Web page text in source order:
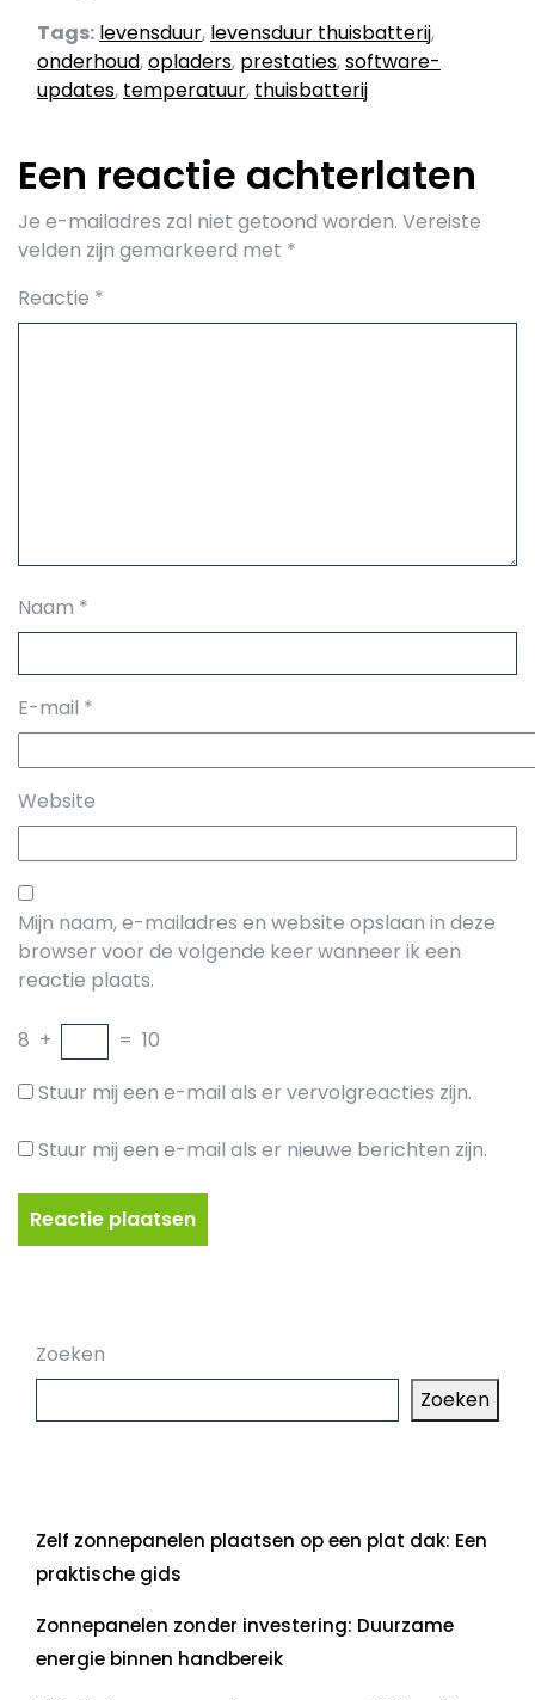
Tags: levensduur, levensduur thuisbatterij,
onderhoud,opladers, prestaties,software-
updates, temperatuur, thuisbatterij
Een reactie achterlaten
Je e-mailadres zal niet getoond worden. Vereiste
velden zijn gemarkeerd met *
Reactie *
Naam *
E-mail *
Website
Mijn naam, e-mailadres en website opslaan in deze
browser voor de volgende keer wanneer ik een
reactie plaats.
8 + = 10
Stuur mij een e-mail als er vervolgreacties zijn.
Stuur mij een e-mail als er nieuwe berichten zijn.
Zoeken
Zoeken
Zelf zonnepanelen plaatsen op een plat dak: Een
praktische gids
Zonnepanelen zonder investering: Duurzame
energie binnen handbereik